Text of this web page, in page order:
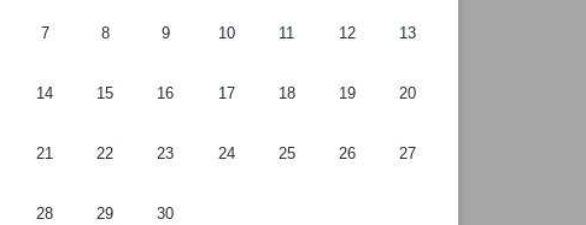
7 8 9 10 11 12 13
14 15 16 17 18 19 20
21 22 23 24 25 26 27
28 29 30